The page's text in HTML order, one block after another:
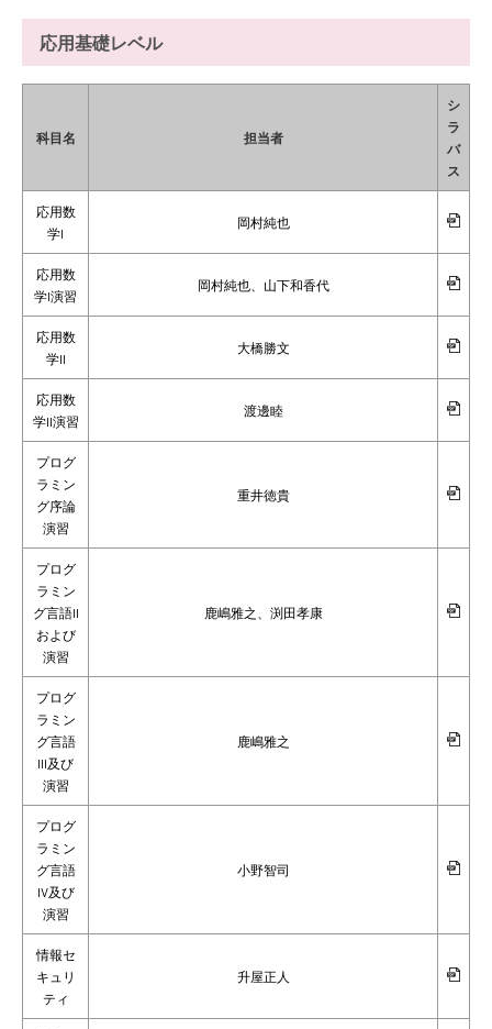
応用基礎レベル
科目名 担当者
シ
ラ
バ
ス
応用数
学I
岡村純也
応用数
学I演習
岡村純也、山下和香代
応用数
学II
大橋勝文
応用数
学II演習
渡邊睦
プログ
ラミン
グ序論
演習
重井徳貴
プログ
ラミン
グ言語II
および
演習
鹿嶋雅之、渕田孝康
プログ
ラミン
グ言語
III及び
演習
鹿嶋雅之
プログ
ラミン
グ言語
IV及び
演習
小野智司
情報セ
キュリ
ティ
升屋正人